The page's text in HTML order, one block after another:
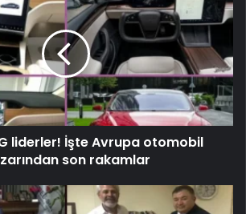
liderler! İşte Avrupa otomobil
son rakamlar